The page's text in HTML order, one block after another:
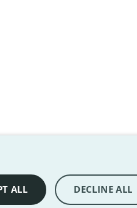
Alle Marken sind
ALL DECLINE ALL